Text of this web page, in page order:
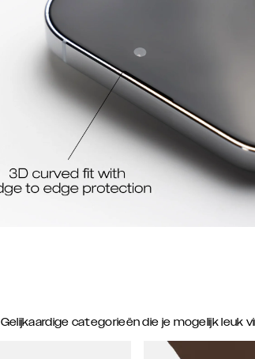
Gelijkaardige categorieën die je mogelijk leuk